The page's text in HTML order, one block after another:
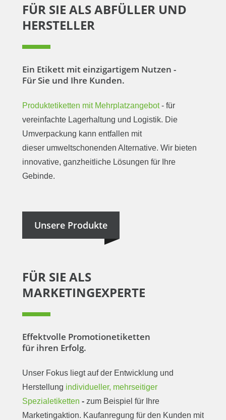
FÜR SIE ALS ABFÜLLER UND
HERSTELLER
Ein Etikett mit einzigartigem Nutzen -
Für Sie und Ihre Kunden.
Produktetiketten mit Mehrplatzangebot- für
vereinfachte Lagerhaltung und Logistik. Die
Umverpackung kann entfallen mit
dieser umweltschonenden Alternative. Wir bieten
innovative, ganzheitliche Lösungen für Ihre
Gebinde.
Unsere Produkte
FÜR SIE ALS
MARKETINGEXPERTE
Effektvolle Promotionetiketten
für ihren Erfolg.
Unser Fokus liegt auf der Entwicklung und
Herstellung individueller, mehrseitiger
Spezialetiketten - zum Beispiel für Ihre
Marketingaktion. Kaufanregung für den Kunden mit